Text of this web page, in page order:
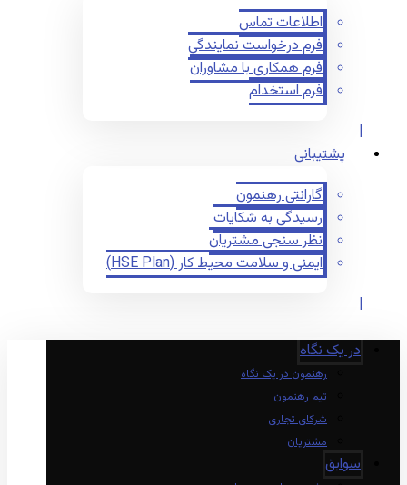
اطلاعات تماس
فرم درخواست نمایندگی
فرم همکاری با مشاوران
فرم استخدام
پشتیبانی
گارانتی رهنمون
رسیدگی به شکایات
نظر سنجی مشتریان
ایمنی و سلامت محیط کار (HSE Plan)
در یک نگاه
رهنمون در یک نگاه
تیم رهنمون
شرکای تجاری
مشتریان
سوابق